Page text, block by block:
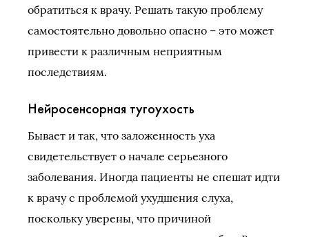
обратиться к врачу. Решать такую проблему
самостоятельно довольно опасно – это может
привести к различным неприятным
последствиям.
Нейросенсорная тугоухость
Бывает и так, что заложенность уха
свидетельствует о начале серьезного
заболевания. Иногда пациенты не спешат идти
к врачу с проблемой ухудшения слуха,
поскольку уверены, что причиной